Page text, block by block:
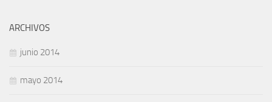
ARCHIVOS
junio 2014
mayo 2014